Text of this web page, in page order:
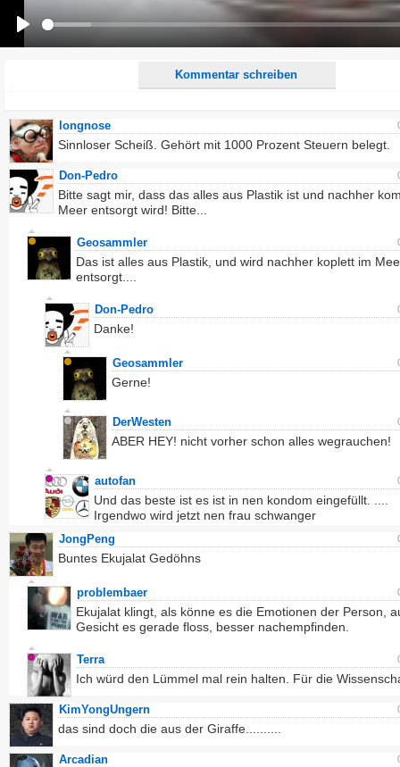
Kommentar schreiben
Ich möchte eine E-Mail, wenn zu meinem Kommentar Antworten erscheinen.
Ich möchte eine E-Mail, wenn auf dieser Seite weitere Kommentare erscheinen.
longnose
Sinnloser Scheiß. Gehört mit 1000 Prozent Steuern belegt.
Don-Pedro
Bitte sagt mir, dass das alles aus Plastik ist und nachher
Meer entsorgt wird! Bitte...
Geosammler
Das ist alles aus Plastik, und wird nachher koplett im
entsorgt....
Don-Pedro
Danke!
Geosammler
Gerne!
DerWesten
ABER HEY! nicht vorher schon alles wegrauchen!
autofan
Und das beste ist es ist in nen kondom eingefüllt. ....
Irgendwo wird jetzt nen frau schwanger
JongPeng
Buntes Ekujalat Gedöhns
problembaer
Ekujalat klingt, als könne es die Emotionen der Person,
Gesicht es gerade floss, besser nachempfinden.
Terra
Ich würd den Lümmel mal rein halten. Für die
KimYongUngern
das sind doch die aus der Giraffe..........
Arcadian